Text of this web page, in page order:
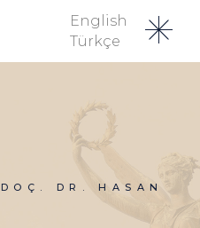
English
Türkçe
DOÇ. DR. HASAN